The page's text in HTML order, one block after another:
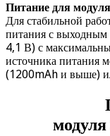
Питание для
Для стабильной
питания с
4,1 В) с
источника питания
(1200mAh и выше)